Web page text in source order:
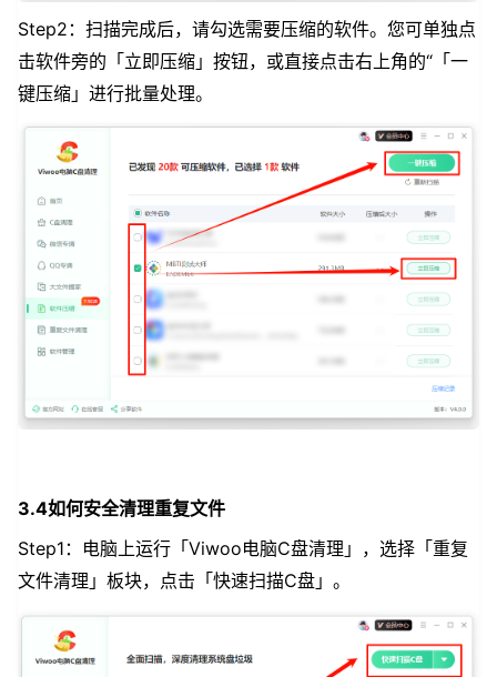
Step2：扫描完成后，请勾选需要压缩的软件。您可单独点
击软件旁的「立即压缩」按钮，或直接点击右上角的“「一
键压缩」进行批量处理。
3.4如何安全清理重复文件
Step1：电脑上运行「Viwoo电脑C盘清理」，选择「重复
文件清理」板块，点击「快速扫描C盘」。